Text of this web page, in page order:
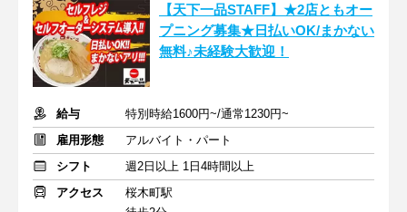
【天下一品STAFF】★2店ともオー
プニング募集★日払いOK/まかない
無料♪未経験大歓迎！
給与
特別時給1600円~/通常1230円~
雇用形態
アルバイト・パート
シフト
週2日以上 1日4時間以上
アクセス
桜木町駅